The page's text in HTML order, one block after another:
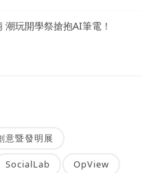
潮玩開學祭搶抱AI筆電！
意暨發明展
SocialLab OpView